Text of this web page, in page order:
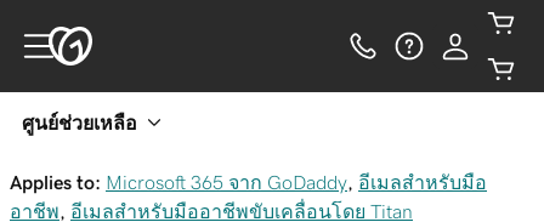
ศูนย์ช่วยเหลือ
Applies to: Microsoft 365 จาก GoDaddy
อีเมลสำหรับมือ
อาชีพ
อีเมลสำหรับมืออาชีพขับเคลื่อนโดย Titan